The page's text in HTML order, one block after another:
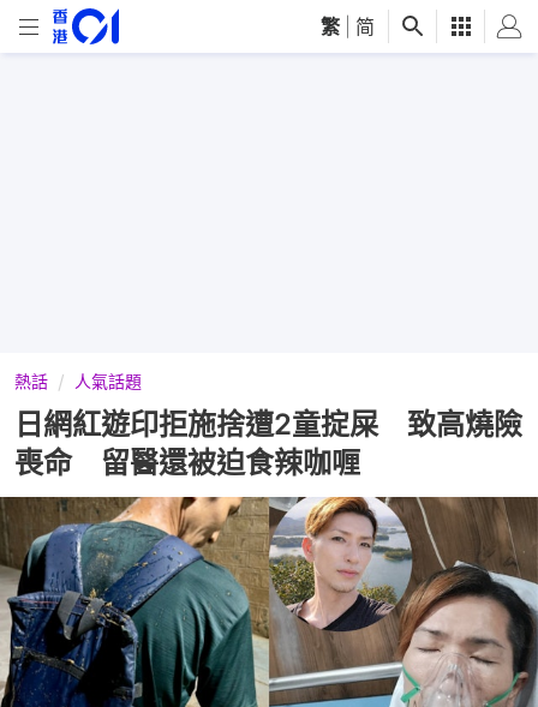
繁 简
熱話 人氣話題
日網紅遊印拒施捨遭2童掟屎 致高燒險
喪命 留醫還被迫食辣咖喱